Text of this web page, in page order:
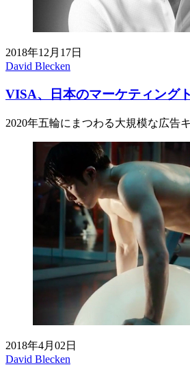
2018年12月17日
David Blecken
VISA、日本のマーケティング
2020年五輪にまつわる大規模な広告
2018年4月02日
David Blecken